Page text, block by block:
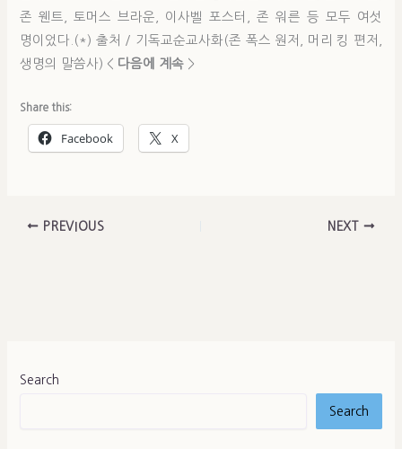
존 웬트, 토머스 브라운, 이사벨 포스터, 존 워른 등 모두 여섯
명이었다.(*) 출처 / 기독교순교사화(존 폭스 원저, 머리 킹 편저,
생명의 말씀사) < 다음에 계속 >
Share this:
Facebook X
PREVIOUS NEXT
Search
Search